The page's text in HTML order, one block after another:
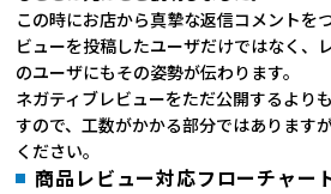
この時にお店から真摯な返信コメントを
ビューを投稿したユーザだけではなく、
のユーザにもその姿勢が伝わります。
ネガティブレビューをただ公開するより
すので、工数がかかる部分ではあります
ください。
商品レビュー対応フローチャー